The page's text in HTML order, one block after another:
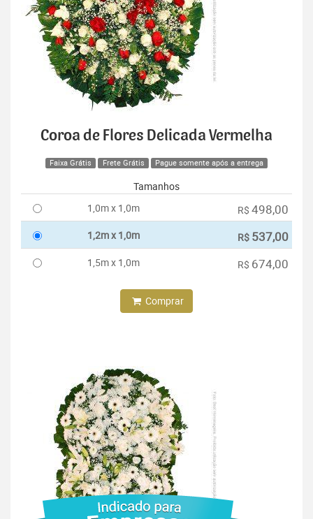
Coroa de Flores Delicada Vermelha
Faixa Grátis Frete Grátis Pague somente após a entrega
Tamanhos
1,0m x 1,0m
R$ 498,00
1,2m x 1,0m R$ 537,00
1,5m x 1,0m R$ 674,00
Comprar